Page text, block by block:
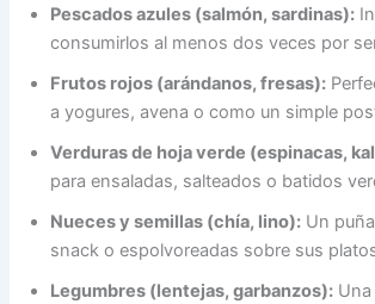
Pescados azules (salmón, sardinas):
consumirlos al menos dos veces por
Frutos rojos (arándanos, fresas):
a yogures, avena o como un simple
Verduras de hoja verde (espinacas,
para ensaladas, salteados o batidos
Nueces y semillas (chía, lino): Un
snack o espolvoreadas sobre sus
Legumbres (lentejas, garbanzos):